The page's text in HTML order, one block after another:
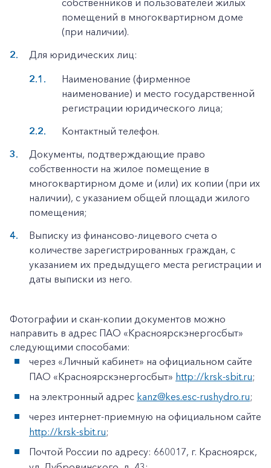
собственников и пользователей жилых
помещений в многоквартирном доме
(при наличии).
Для юридических лиц:
Наименование (фирменное
наименование) и место государственной
регистрации юридического лица;
Контактный телефон.
Документы, подтверждающие право
собственности на жилое помещение в
многоквартирном доме и (или) их копии (при их
наличии), с указанием общей площади жилого
помещения;
Выписку из финансово-лицевого счета о
количестве зарегистрированных граждан, с
указанием их предыдущего места регистрации и
даты выписки из него.
Фотографии и скан-копии документов можно
направить в адрес ПАО «Красноярскэнергосбыт»
следующими способами:
через «Личный кабинет» на официальном сайте
ПАО «Красноярскэнергосбыт» http://krsk-sbit.ru;
на электронный адрес kanz@kes.esc-rushydro.ru;
через интернет-приемную на официальном сайте
http://krsk-sbit.ru;
Почтой России по адресу: 660017, г. Красноярск,